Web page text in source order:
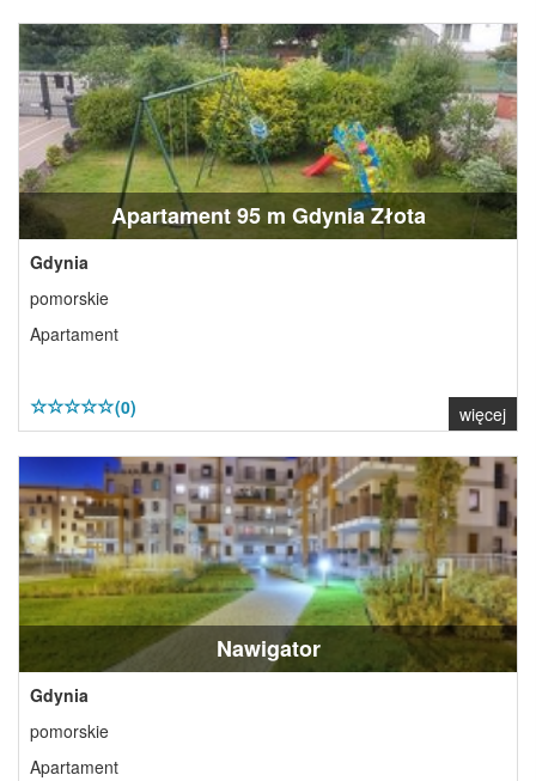
Apartament 95 m Gdynia Złota
Gdynia
pomorskie
Apartament
(0) więcej
Nawigator
Gdynia
pomorskie
Apartament